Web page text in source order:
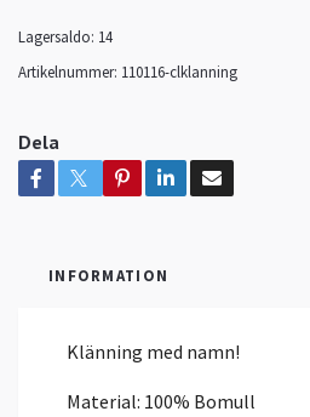
Lagersaldo: 14
Artikelnummer: 110116-clklanning
Dela
INFORMATION
Klänning med namn!
Material: 100% Bomull